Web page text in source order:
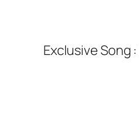
Exclusive Song :